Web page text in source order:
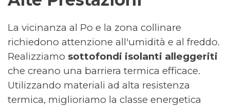
La vicinanza al Po e la zona collinare
richiedono attenzione all'umidità e al freddo.
Realizziamo sottofondi isolanti alleggeriti
che creano una barriera termica efficace.
Utilizzando materiali ad alta resistenza
termica, miglioriamo la classe energetica